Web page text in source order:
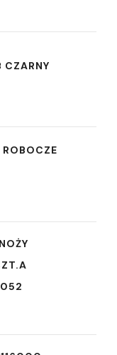
CZARNY
ROBOCZE